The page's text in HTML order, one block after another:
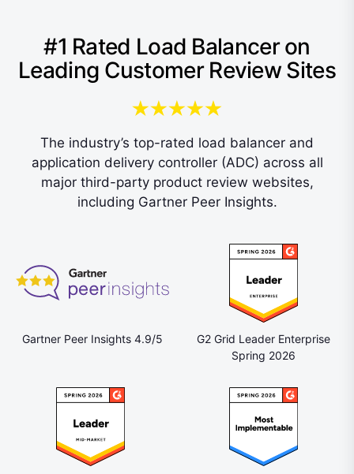
#1 Rated Load Balancer on
Leading Customer Review Sites
The industry’s top-rated load balancer and
application delivery controller (ADC) across all
major third-party product review websites,
including Gartner Peer Insights.
Gartner Peer Insights 4.9/5
G2 Grid Leader Enterprise
Spring 2026